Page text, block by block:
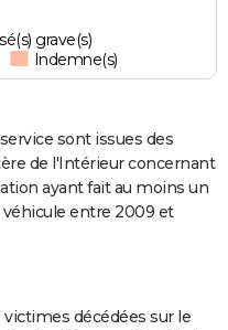
grave(s)
Indemne(s)
sont issues des
de l'Intérieur concernant
ayant fait au moins un
entre 2009 et
décédées sur le